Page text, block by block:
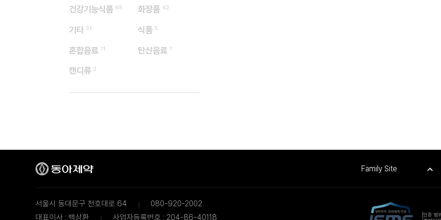
건강기능식품 65 화장품 42
기타 31 식품 5
혼합음료 11 탄산음료 1
캔디류 2
Family Site
서울시 동대문구 천호대로 64
080-920-2002
대표이사 : 백상환
사업자등록번호 : 204-86-40118
[인증 범